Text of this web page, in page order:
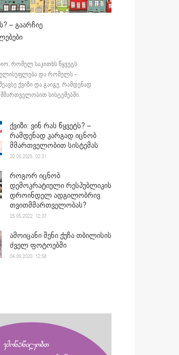
– გაარჩიე
რომელ საკითხს წყვეტს
და რომელს -
ქვიზი და გაიგე, რამდენად
სისტემებში.
ქვიზი: ვინ რას წყვეტს? –
რამდენად კარგად იცნობ
მმართველობით სისტემას
20.05.2025. 02:31
როგორ იცნობ
დემოკრატიული რესპუბლიკის
დროინდელ ადგილობრივ
თვითმმართველობას?
25.05.2022. 12:37
ამოიცანი შენი ქუჩა თბილისის
ძველ ფოტოებში
04.05.2020. 12:58